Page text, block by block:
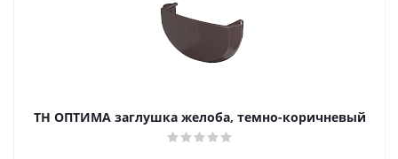
ТН ОПТИМА заглушка желоба, темно-коричневый